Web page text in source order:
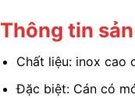
Thông tin
Chất liệu: inox cao
Đặc biệt: Cán có